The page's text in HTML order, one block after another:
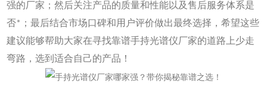
强的厂家；然后关注产品的质量和性能以及售后服务体系是
否*；最后结合市场口碑和用户评价做出最终选择，希望这些
建议能够帮助大家在寻找靠谱手持光谱仪厂家的道路上少走
弯路，选到适合自己的产品！